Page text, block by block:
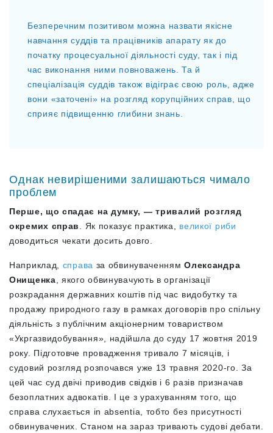
Безперечним позитивом можна назвати якісне
навчання суддів та працівників апарату як до
початку процесуальної діяльності суду, так і під
час виконання ними повноважень. Та й
спеціалізація суддів також відіграє свою роль, адже
вони «заточені» на розгляд корупційних справ, що
сприяє підвищенню глибини знань.
Однак невирішеними залишаються чимало
проблем
Перше, що спадає на думку, — тривалий розгляд
окремих справ
. Як показує практика, великої риби
доводиться чекати досить довго.
Наприклад, справа за обвинуваченнямОлександра
Онищенка , якого обвинувачують в організації
розкрадання державних коштів під час видобутку та
продажу природного газу в рамках договорів про спільну
діяльність з публічним акціонерним товариством
«Укргазвидобування», надійшла до суду 17 жовтня 2019
року. Підготовче провадження тривало 7 місяців, і
судовий розгляд розпочався уже 13 травня 2020-го. За
цей час суд двічі приводив свідків і 6 разів призначав
безоплатних адвокатів. І це з урахуванням того, що
справа слухається in absentia, тобто без присутності
обвинувачених. Станом на зараз тривають судові дебати.